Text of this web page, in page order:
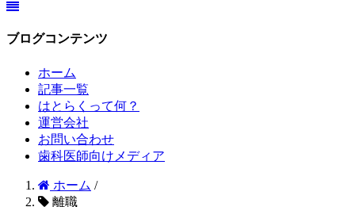
ブログコンテンツ
ホーム
記事一覧
はとらくって何？
運営会社
お問い合わせ
歯科医師向けメディア
ホーム /
離職